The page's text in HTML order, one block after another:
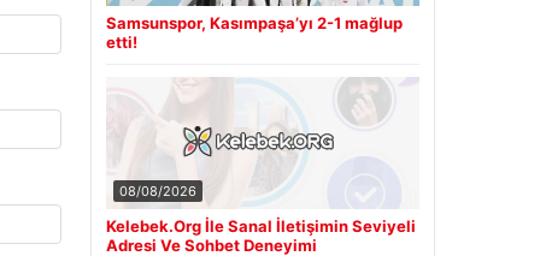
Samsunspor, Kasımpaşa’yı 2-1 mağlup
etti!
08/08/2026
Kelebek.Org İle Sanal İletişimin Seviyeli
Adresi Ve Sohbet Deneyimi